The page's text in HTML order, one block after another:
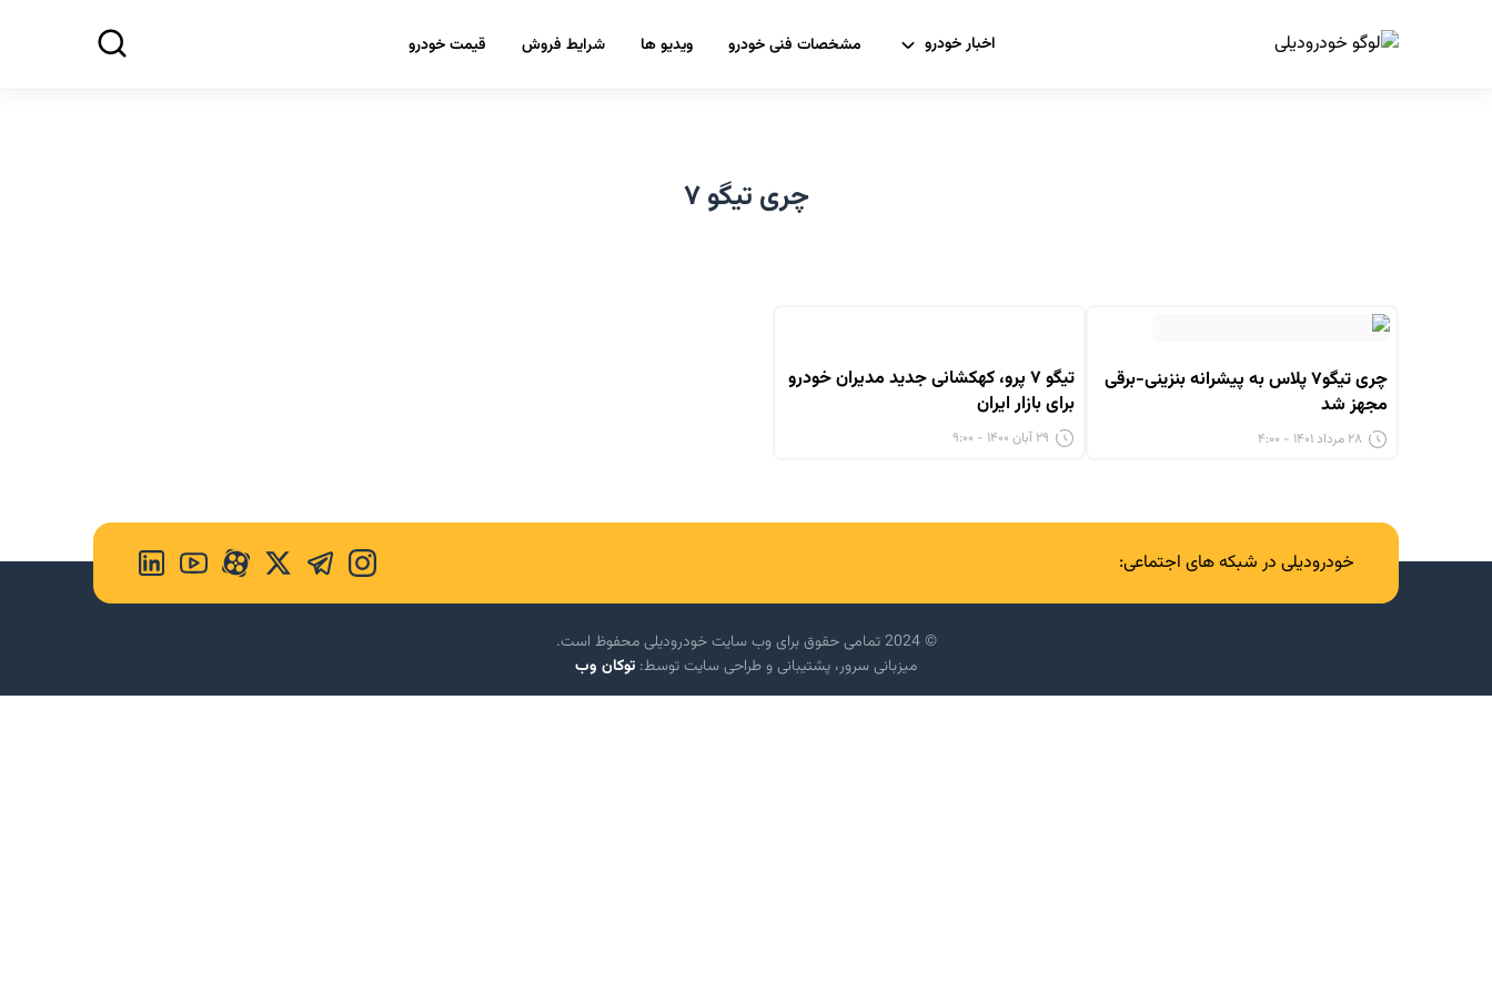
اخبار خودرو مشخصات فنی خودرو ویدیو ها شرایط فروش قیمت خودرو
چری تیگو ۷
چری تیگو۷ پلاس به پیشرانه بنزینی-برقی
مجهز شد
۲۸ مرداد ۱۴۰۱ - ۴:۰۰
تیگو ۷ پرو، کهکشانی جدید مدیران خودرو
برای بازار ایران
۲۹ آبان ۱۴۰۰ - ۹:۰۰
خودرودیلی در شبکه های اجتماعی:
© 2024 تمامی حقوق برای وب سایت خودرودیلی محفوظ است.
میزبانی سرور، پشتیبانی و طراحی سایت توسط: توکان وب